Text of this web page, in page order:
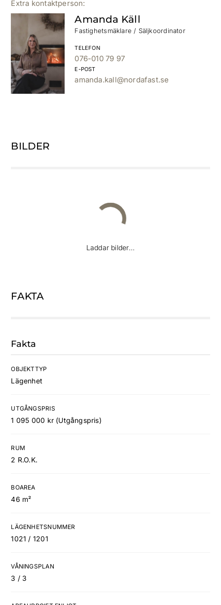
Amanda Käll
Fastighetsmäklare / Säljkoordinator
TELEFON
076-010 79 97
E-POST
amanda.kall@nordafast.se
BILDER
Laddar bilder...
FAKTA
Fakta
OBJEKTTYP
Lägenhet
UTGÅNGSPRIS
1 095 000 kr (Utgångspris)
RUM
2 R.O.K.
BOAREA
46 m²
LÄGENHETSNUMMER
1021 / 1201
VÅNINGSPLAN
3 / 3